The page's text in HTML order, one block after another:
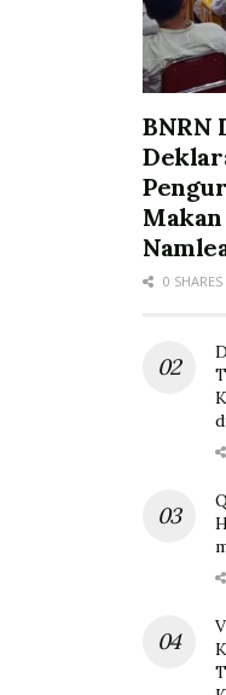
BNRN
0 SHARES